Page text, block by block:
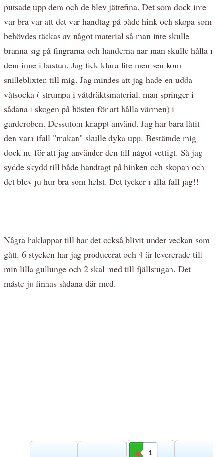
putsade upp dem och de blev jättefina. Det som dock inte
var bra var att det var handtag på både hink och skopa som
behövdes täckas av något material så man inte skulle
bränna sig på fingrarna och händerna när man skulle hålla i
dem inne i bastun. Jag fick klura lite men sen kom
snilleblixten till mig. Jag mindes att jag hade en udda
våtsocka ( strumpa i våtdräktsmaterial, man springer i
sådana i skogen på hösten för att hålla värmen) i
garderoben. Dessutom knappt använd. Jag har bara låtit
den vara ifall "makan" skulle dyka upp. Bestämde mig
dock nu för att jag använder den till något vettigt. Så jag
sydde skydd till både handtagt på hinken och skopan och
det blev ju hur bra som helst. Det tycker i alla fall jag!!
Några haklappar till har det också blivit under veckan som
gått. 6 stycken har jag producerat och 4 är levererade till
min lilla gullunge och 2 skal med till fjällstugan. Det
måste ju finnas sådana där med.
1
Gilla